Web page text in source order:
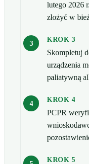
lutego 2026
złożyć w
KROK 3
Skompletuj
urządzenia
paliatywną
KROK 4
PCPR
KROK 5